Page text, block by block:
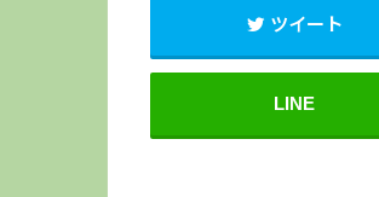
ツイート
LINE